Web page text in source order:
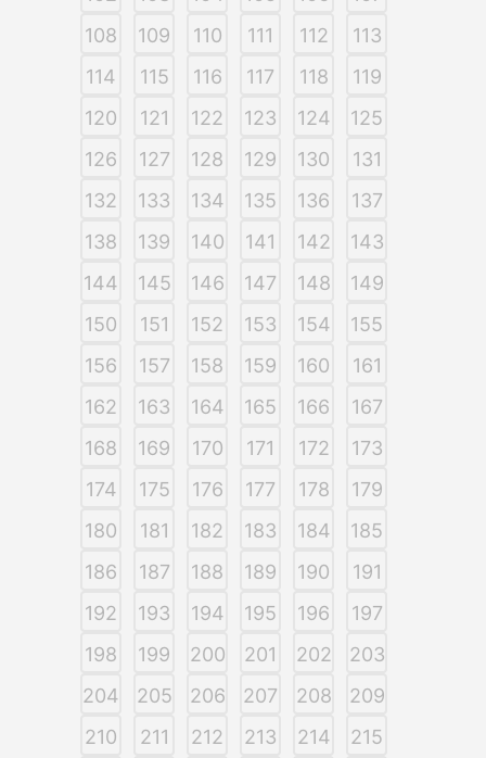
108
109 110 111 112
113
114
115 116 117 118
119
120
121 122 123 124
125
126
127 128 129 130
131
132
133 134 135 136
137
138
139 140 141 142
143
144
145 146 147 148
149
150
151 152 153 154
155
156
157 158 159 160
161
162
163 164 165 166
167
168
169 170 171 172
173
174
175 176 177 178
179
180
181 182 183 184
185
186
187 188 189 190
191
192
193 194 195 196
197
198
199 200 201 202
203
204
205 206 207 208
209
210
211 212 213 214
215